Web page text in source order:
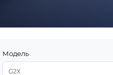
Модель
G2X